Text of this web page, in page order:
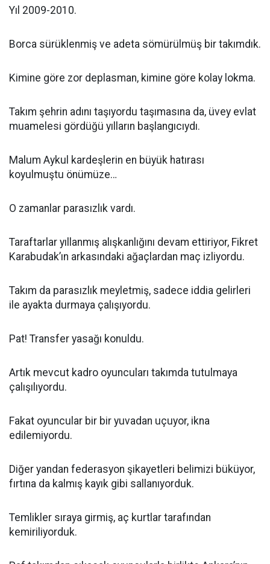
Yıl 2009-2010.
Borca sürüklenmiş ve adeta sömürülmüş bir takımdık.
Kimine göre zor deplasman, kimine göre kolay lokma.
Takım şehrin adını taşıyordu taşımasına da, üvey evlat
muamelesi gördüğü yılların başlangıcıydı.
Malum Aykul kardeşlerin en büyük hatırası
koyulmuştu önümüze…
O zamanlar parasızlık vardı.
Taraftarlar yıllanmış alışkanlığını devam ettiriyor, Fikret
Karabudak’ın arkasındaki ağaçlardan maç izliyordu.
Takım da parasızlık meyletmiş, sadece iddia gelirleri
ile ayakta durmaya çalışıyordu.
Pat! Transfer yasağı konuldu.
Artık mevcut kadro oyuncuları takımda tutulmaya
çalışılıyordu.
Fakat oyuncular bir bir yuvadan uçuyor, ikna
edilemiyordu.
Diğer yandan federasyon şikayetleri belimizi büküyor,
fırtına da kalmış kayık gibi sallanıyorduk.
Temlikler sıraya girmiş, aç kurtlar tarafından
kemiriliyorduk.